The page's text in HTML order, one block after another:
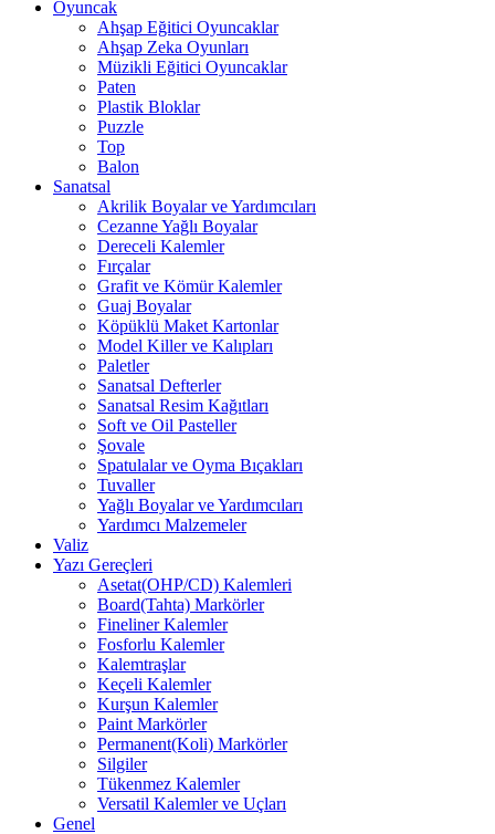
Oyuncak
Ahşap Eğitici Oyuncaklar
Ahşap Zeka Oyunları
Müzikli Eğitici Oyuncaklar
Paten
Plastik Bloklar
Puzzle
Top
Balon
Sanatsal
Akrilik Boyalar ve Yardımcıları
Cezanne Yağlı Boyalar
Dereceli Kalemler
Fırçalar
Grafit ve Kömür Kalemler
Guaj Boyalar
Köpüklü Maket Kartonlar
Model Killer ve Kalıpları
Paletler
Sanatsal Defterler
Sanatsal Resim Kağıtları
Soft ve Oil Pasteller
Şovale
Spatulalar ve Oyma Bıçakları
Tuvaller
Yağlı Boyalar ve Yardımcıları
Yardımcı Malzemeler
Valiz
Yazı Gereçleri
Asetat(OHP/CD) Kalemleri
Board(Tahta) Markörler
Fineliner Kalemler
Fosforlu Kalemler
Kalemtraşlar
Keçeli Kalemler
Kurşun Kalemler
Paint Markörler
Permanent(Koli) Markörler
Silgiler
Tükenmez Kalemler
Versatil Kalemler ve Uçları
Genel